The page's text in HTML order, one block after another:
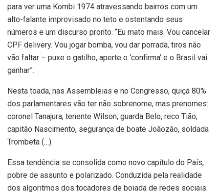
para ver uma Kombi 1974 atravessando bairros com um
alto-falante improvisado no teto e ostentando seus
números e um discurso pronto. “Eu mato mais. Vou cancelar
CPF delivery. Vou jogar bomba, vou dar porrada, tiros não
vão faltar – puxe o gatilho, aperte o ‘confirma’ e o Brasil vai
ganhar”.
Nesta toada, nas Assembleias e no Congresso, quiçá 80%
dos parlamentares vão ter não sobrenome, mas prenomes:
coronel Tanajura, tenente Wilson, guarda Belo, reco Tião,
capitão Nascimento, segurança de boate Joãozão, soldada
Trombeta (…).
Essa tendência se consolida como novo capítulo do País,
pobre de assunto e polarizado. Conduzida pela realidade
dos algoritmos dos tocadores de boiada de redes sociais.